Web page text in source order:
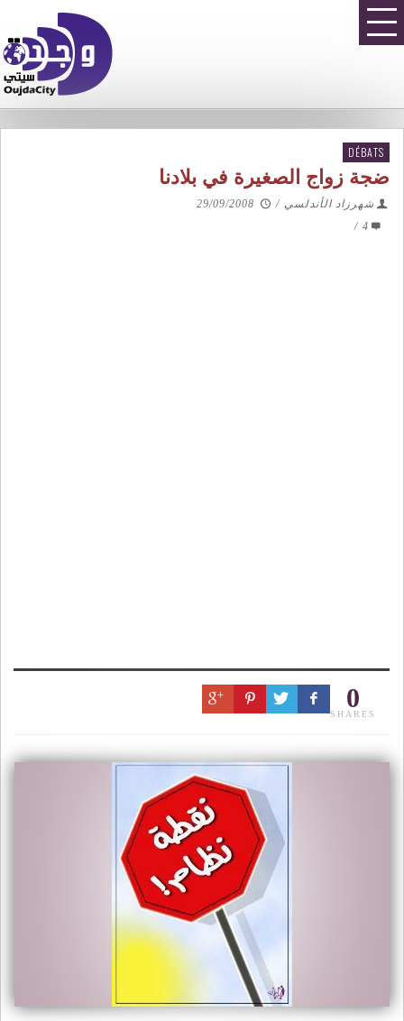
DÉBATS
ضجة زواج الصغيرة في بلادنا
شهرزاد الأندلسي /
29/09/2008
4
/
0
SHARES